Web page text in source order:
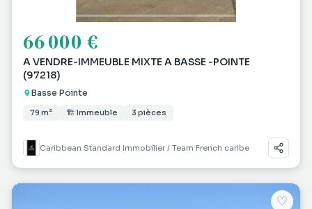
66 000 €
A VENDRE-IMMEUBLE MIXTE A BASSE -POINTE
(97218)
Basse Pointe
79 m² 🏗 Immeuble 3 pièces
Caribbean Standard Immobilier / Team French caribe
♡